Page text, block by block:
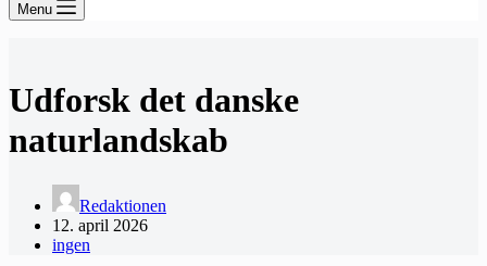
Menu
Udforsk det danske
naturlandskab
Redaktionen
12. april 2026
ingen